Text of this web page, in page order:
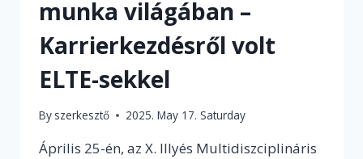
munka világában –
Karrierkezdésről volt
ELTE-sekkel
By szerkesztő 2025. May 17. Saturday
Április 25-én, az X. Illyés Multidiszciplináris